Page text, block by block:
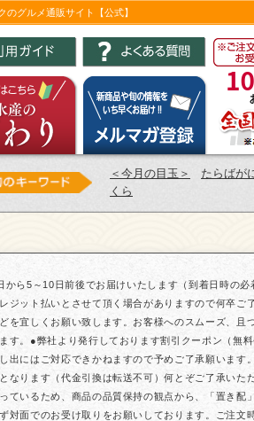
グルメ通販サイト【公式】
＜今月の目玉＞ たらばが
くら
ら5～10日前後でお届けいたします（到着日時の
ジット払いとさせて頂く場合がありますので何卒
を宜しくお願い致します。お客様へのスムーズ、
す。●弊社より発行しております割引クーポン（無
出にはご対応できかねますので予めご了承願いま
なります（代金引換は転送不可）何とぞご了承い
ているため、商品の品質保持の観点から、「置き
対面でのお受け取りをお願いしております。ご注